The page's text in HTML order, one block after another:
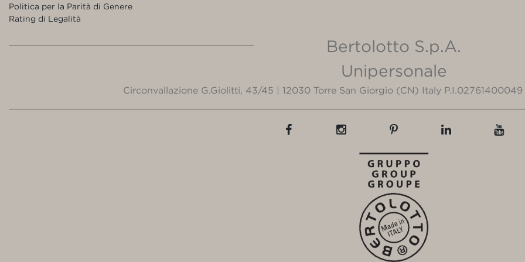
Politica per la Parità di Genere
Rating di Legalità
Bertolotto S.p.A.
Unipersonale
Circonvallazione G.Giolitti, 43/45 | 12030 Torre San Giorgio (CN) Italy